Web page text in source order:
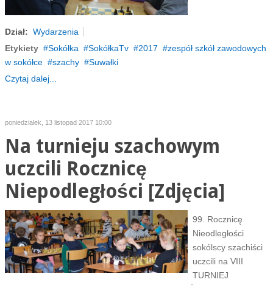
Dział: Wydarzenia
Etykiety
Sokółka SokółkaTv 2017
zespół szkół zawodowych
w sokółce
szachy
Suwałki
Czytaj dalej...
poniedziałek, 13 listopad 2017 10:00
Na turnieju szachowym
uczcili Rocznicę
Niepodległości [Zdjęcia]
99. Rocznicę
Nieodległości
sokólscy szachiści
uczcili na VIII
TURNIEJ